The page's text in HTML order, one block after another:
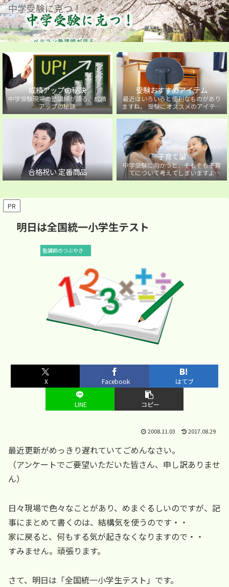
中学受験に克つ！
成績アップの秘訣
中学受験現場の塾講師が語る、成績
アップの秘訣
受験おすすめアイテム
最近はいろいろと便利なものがあり
ますね。 受験にオススメのアイテム
を紹介しています。
合格祝い 定番商品
子育て論
中学受験に向かうと、そもそも子育
てについて考えてしまいますよ
ね・・・。中学受験に向かうお子様
PR
明日は全国統一小学生テスト
塾講師のつぶやき…
X Facebook はてブ
LINE コピー
2008.11.03 2017.08.29
最近更新がめっきり遅れていてごめんなさい。
（アンケートでご要望いただいた皆さん、申し訳ありませ
ん）
日々現場で色々なことがあり、めまぐるしいのですが、記
事にまとめて書くのは、結構気を使うのです・・
家に戻ると、何もする気が起きなくなりますので・・
すみません。頑張ります。
さて、明日は「全国統一小学生テスト」です。